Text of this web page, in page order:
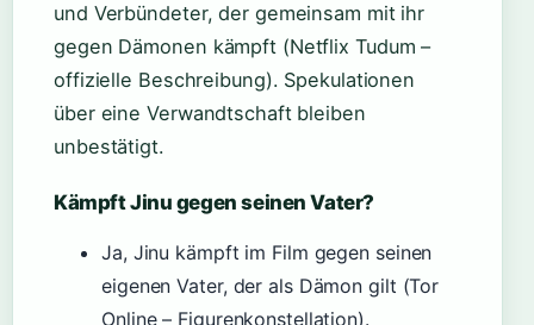
und Verbündeter, der gemeinsam mit ihr
gegen Dämonen kämpft (Netflix Tudum –
offizielle Beschreibung). Spekulationen
über eine Verwandtschaft bleiben
unbestätigt.
Kämpft Jinu gegen seinen Vater?
Ja, Jinu kämpft im Film gegen seinen
eigenen Vater, der als Dämon gilt (Tor
Online – Figurenkonstellation).